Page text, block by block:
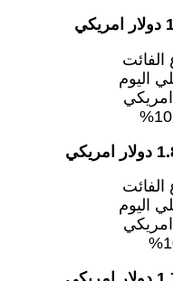
الفائت
اليوم
الفائت
اليوم